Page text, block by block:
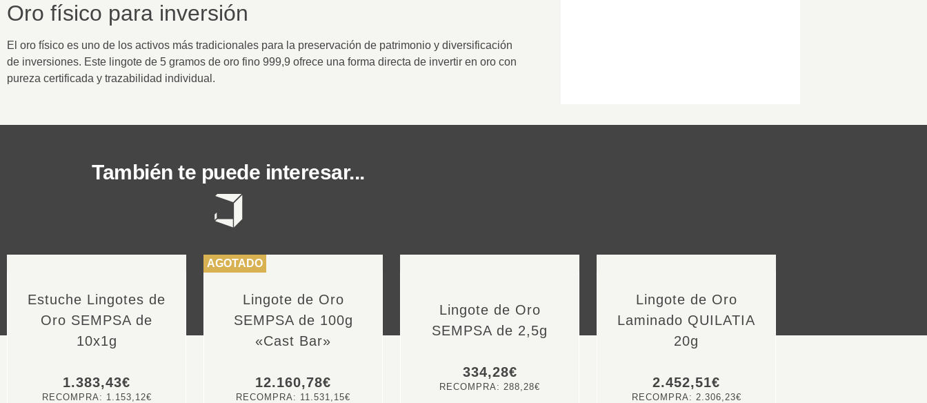
Oro físico para inversión
El oro físico es uno de los activos más tradicionales para la preservación de patrimonio y diversificación
de inversiones. Este lingote de 5 gramos de oro fino 999,9 ofrece una forma directa de invertir en oro con
pureza certificada y trazabilidad individual.
También te puede interesar...
Estuche Lingotes de
Oro SEMPSA de
10x1g
1.383,43€
RECOMPRA: 1.153,12€
AGOTADO
Lingote de Oro
SEMPSA de 100g
«Cast Bar»
12.160,78€
RECOMPRA: 11.531,15€
Lingote de Oro
SEMPSA de 2,5g
334,28€
RECOMPRA: 288,28€
Lingote de Oro
Laminado QUILATIA
20g
2.452,51€
RECOMPRA: 2.306,23€